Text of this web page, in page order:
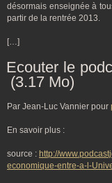
désormais enseignée à
partir de la rentrée 2013.
[…]
Ecouter le
(3.17 Mo)
Par Jean-Luc Vannier pour
En savoir plus :
source : http://
economique-entre-a-l-